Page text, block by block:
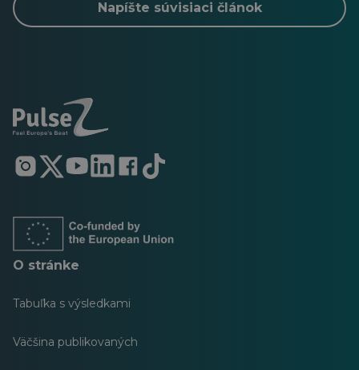
Napíšte súvisiaci článok
Otvorí
sa
karte
Otvorí
sa
karte
Otvorí
sa
karte
Otvorí
sa
karte
Otvorí
sa
karte
Otvorí
sa
O stránke
Tabuľka s výsledkami
Väčšina publikovaných